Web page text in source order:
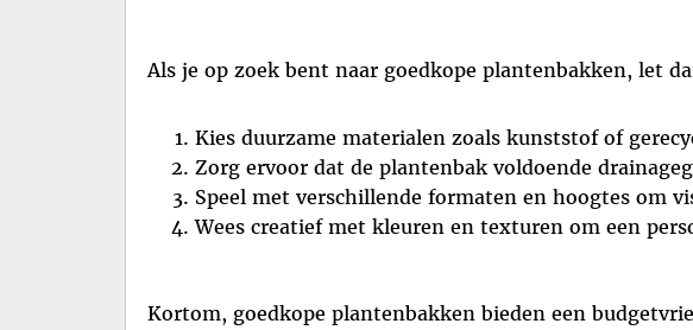
Als je op zoek bent naar goedkope plantenbakken, let
Kies duurzame materialen zoals kunststof of
Zorg ervoor dat de plantenbak voldoende
Speel met verschillende formaten en hoogtes om
Wees creatief met kleuren en texturen om een
Kortom, goedkope plantenbakken bieden een